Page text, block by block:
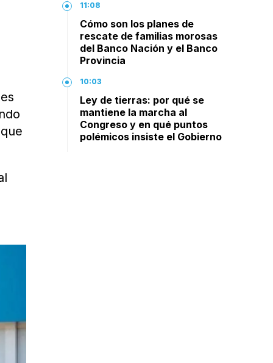
11:08
Cómo son los planes de
rescate de familias morosas
del Banco Nación y el Banco
Provincia
10:03
Ley de tierras: por qué se
mantiene la marcha al
Congreso y en qué puntos
polémicos insiste el Gobierno